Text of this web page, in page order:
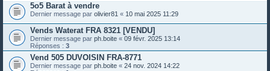
5o5 Barat à vendre
Dernier message par olivier81 « 10 mai 2025 11:29
Vends Waterat FRA 8321 [VENDU]
Dernier message par ph.boite « 09 févr. 2025 13:14
Réponses : 3
Vend 505 DUVOISIN FRA-8771
Dernier message par ph.boite « 24 nov. 2024 14:22